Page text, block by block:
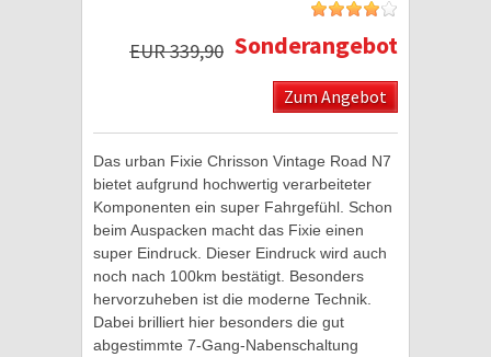
Sonderangebot
EUR 339,90
Zum Angebot
Das urban Fixie Chrisson Vintage Road N7
bietet aufgrund hochwertig verarbeiteter
Komponenten ein super Fahrgefühl. Schon
beim Auspacken macht das Fixie einen
super Eindruck. Dieser Eindruck wird auch
noch nach 100km bestätigt. Besonders
hervorzuheben ist die moderne Technik.
Dabei brilliert hier besonders die gut
abgestimmte 7-Gang-Nabenschaltung